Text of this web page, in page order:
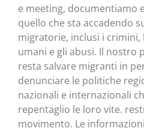
e meeting, documentiamo
quello che sta accadendo
migratorie, inclusi i
umani e gli abusi. Il nostro
resta salvare migranti in
denunciare le politiche
nazionali e internazionali
repentaglio le loro vite.
movimento. Le